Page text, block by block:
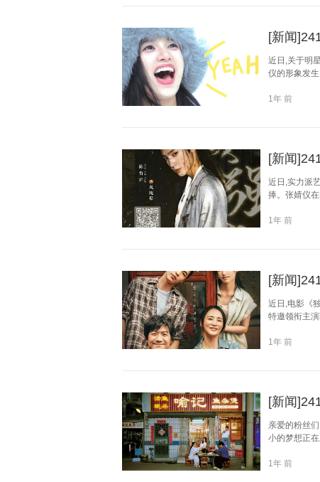
[新闻
近日,关于明
仪的形象发
1年 前
[新闻
近日,实力派
捧。张婧仪
1年 前
[新闻
近日,电影《
特邀领衔主
1年 前
[新闻
亲爱的粉丝
小的梦想正
1年 前